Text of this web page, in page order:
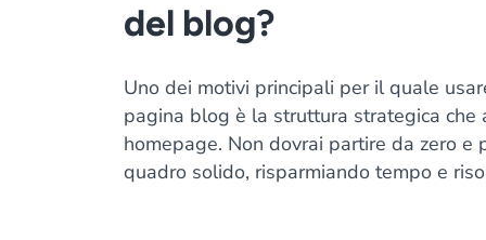
del blog?
Uno dei motivi principali per il quale
pagina blog è la struttura strategica che
homepage. Non dovrai partire da zero e
quadro solido, risparmiando tempo e